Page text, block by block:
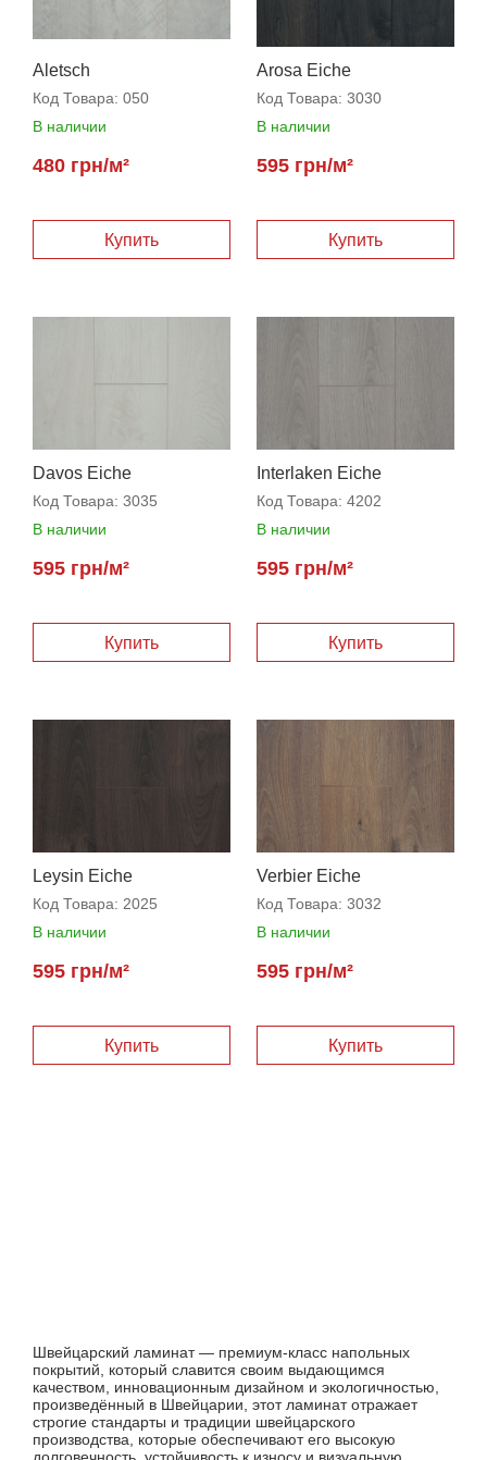
Aletsch
Код Товара: 050
В наличии
480 грн/м²
Купить
Arosa Eiche
Код Товара: 3030
В наличии
595 грн/м²
Купить
Davos Eiche
Код Товара: 3035
В наличии
595 грн/м²
Купить
Interlaken Eiche
Код Товара: 4202
В наличии
595 грн/м²
Купить
Leysin Eiche
Код Товара: 2025
В наличии
595 грн/м²
Купить
Verbier Eiche
Код Товара: 3032
В наличии
595 грн/м²
Купить
Швейцарский ламинат — премиум-класс напольных
покрытий, который славится своим выдающимся
качеством, инновационным дизайном и экологичностью,
произведённый в Швейцарии, этот ламинат отражает
строгие стандарты и традиции швейцарского
производства, которые обеспечивают его высокую